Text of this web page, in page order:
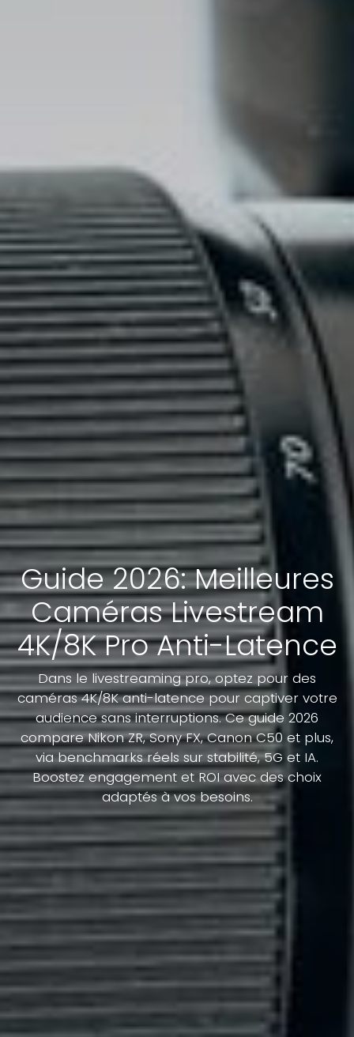
Guide 2026: Meilleures
Caméras Livestream
4K/8K Pro Anti-Latence
Dans le livestreaming pro, optez pour des
caméras 4K/8K anti-latence pour captiver votre
audience sans interruptions. Ce guide 2026
compare Nikon ZR, Sony FX, Canon C50 et plus,
via benchmarks réels sur stabilité, 5G et IA.
Boostez engagement et ROI avec des choix
adaptés à vos besoins.